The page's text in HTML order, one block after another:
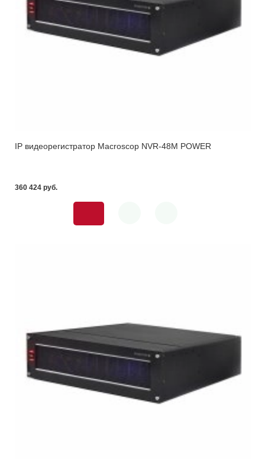
IP видеорегистратор Macroscop NVR-48M POWER
360 424 pуб.